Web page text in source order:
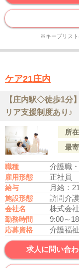
※キープリスト
ケア21庄内
【庄内駅◇徒歩1分
リア支援制度あり♪
所
最
職種 介護職
雇用形態 正社員
給与 月給：
施設形態 訪問介護
会社名 株式会
勤務時間 9:00～
応募資格
求人に問い合わ